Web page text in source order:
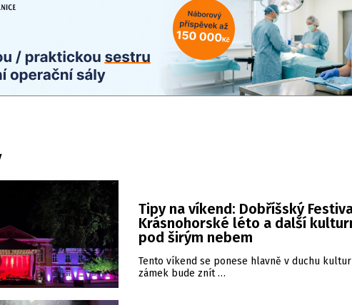
Tipy na víkend: Dobříšský
Krásnohorské léto a další
pod širým nebem
Tento víkend se ponese hlavně v duchu
zámek bude znít …